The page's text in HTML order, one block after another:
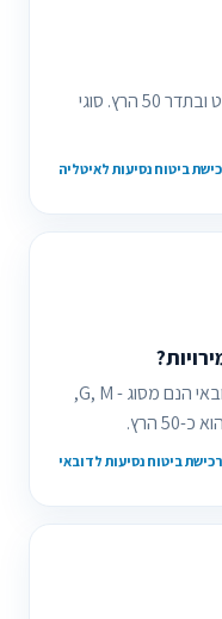
מתח החשמל באיטליה הוא כ-230 וולט ובתדר 50 הרץ. סוגי
ביטוח נסיעות לאיטליה
שקעי החשמל באיחוד האימירויות ובדובאי הנם מסוג - G, M,
ביטוח נסיעות לדובאי